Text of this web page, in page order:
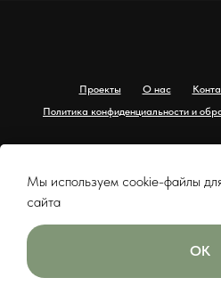
Проекты О нас
Политика конфиденциальности и
Дизайн
ИНН
Мы используем cookie-файлы
сайта
ОК